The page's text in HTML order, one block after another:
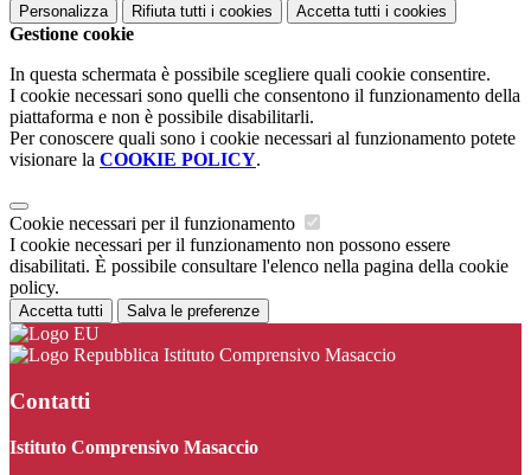
Personalizza Rifiuta tutti i cookies Accetta tutti i cookies
Gestione cookie
In questa schermata è possibile scegliere quali cookie consentire.
I cookie necessari sono quelli che consentono il funzionamento della
piattaforma e non è possibile disabilitarli.
Per conoscere quali sono i cookie necessari al funzionamento potete
visionare la COOKIE POLICY.
Cookie necessari per il funzionamento
I cookie necessari per il funzionamento non possono essere
disabilitati. È possibile consultare l'elenco nella pagina della cookie
policy.
Accetta tutti Salva le preferenze
Istituto Comprensivo Masaccio
Contatti
Istituto Comprensivo Masaccio